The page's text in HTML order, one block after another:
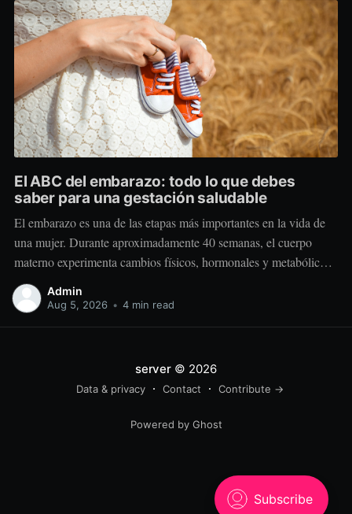
El ABC del embarazo: todo lo que debes
saber para una gestación saludable
El embarazo es una de las etapas más importantes en la vida de
una mujer. Durante aproximadamente 40 semanas, el cuerpo
materno experimenta cambios físicos, hormonales y metabólicos
extraordinarios para crear y sostener una nueva vida. Más allá de
“comer por dos”, el embarazo requiere comer mejor, nutrir
Admin
Aug 5, 2026 • 4 min read
server© 2026
Data & privacy Contact Contribute →
Powered by Ghost